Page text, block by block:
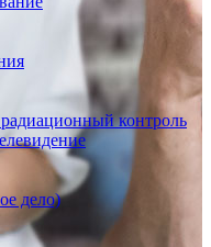
контроль
дело)